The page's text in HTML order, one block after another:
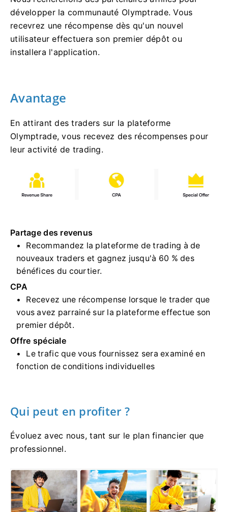
développer la communauté Olymptrade. Vous
recevrez une récompense dès qu'un nouvel
utilisateur effectuera son premier dépôt ou
installera l'application.
Avantage
En attirant des traders sur la plateforme
Olymptrade, vous recevez des récompenses pour
leur activité de trading.
Partage des revenus
Recommandez la plateforme de trading à de
nouveaux traders et gagnez jusqu'à 60 % des
bénéfices du courtier.
CPA
Recevez une récompense lorsque le trader que
vous avez parrainé sur la plateforme effectue son
premier dépôt.
Offre spéciale
Le trafic que vous fournissez sera examiné en
fonction de conditions individuelles
Qui peut en profiter ?
Évoluez avec nous, tant sur le plan financier que
professionnel.